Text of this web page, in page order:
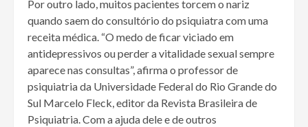
Por outro lado, muitos pacientes torcem o nariz
quando saem do consultório do psiquiatra com uma
receita médica. “O medo de ficar viciado em
antidepressivos ou perder a vitalidade sexual sempre
aparece nas consultas”, afirma o professor de
psiquiatria da Universidade Federal do Rio Grande do
Sul Marcelo Fleck, editor da Revista Brasileira de
Psiquiatria. Com a ajuda dele e de outros